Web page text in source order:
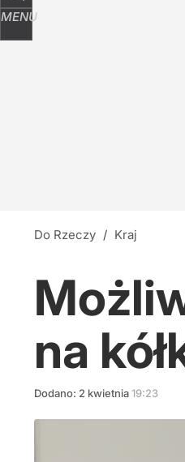
MENU
Do Rzeczy / Kraj
na
Dodano: 2 kwietnia19:23